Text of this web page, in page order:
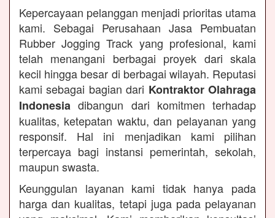
Kepercayaan pelanggan menjadi prioritas utama
kami. Sebagai Perusahaan Jasa Pembuatan
Rubber Jogging Track yang profesional, kami
telah menangani berbagai proyek dari skala
kecil hingga besar di berbagai wilayah. Reputasi
kami sebagai bagian dari Kontraktor Olahraga
Indonesia dibangun dari komitmen terhadap
kualitas, ketepatan waktu, dan pelayanan yang
responsif. Hal ini menjadikan kami pilihan
terpercaya bagi instansi pemerintah, sekolah,
maupun swasta.
Keunggulan layanan kami tidak hanya pada
harga dan kualitas, tetapi juga pada pelayanan